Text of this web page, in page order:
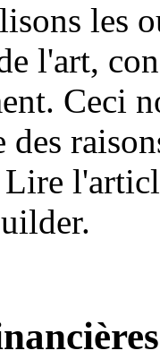
les
l'art,
Ceci
des
Lire